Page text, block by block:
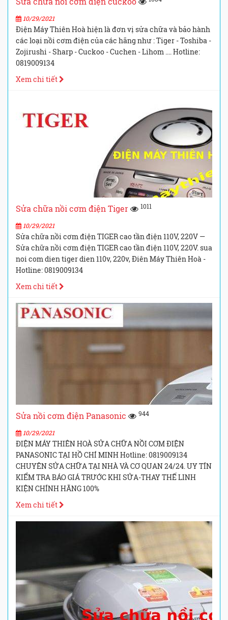
10/29/2021
Điện Máy Thiên Hoà hiện là đơn vị sửa chữa và bảo hành
các loại nồi cơm điện của các hãng như : Tiger - Toshiba -
Zojirushi - Sharp - Cuckoo - Cuchen - Lihom .... Hotline:
0819009134
Xem chi tiết
Sửa chữa nồi cơm điện Tiger 1011
10/29/2021
Sửa chữa nồi cơm điện TIGER cao tần điện 110V, 220V —
Sửa chữa nồi cơm điện TIGER cao tần điện 110V, 220V. sua
noi com dien tiger dien 110v, 220v, Điên Máy Thiên Hoà -
Hotline: 0819009134
Xem chi tiết
Sửa nồi cơm điện Panasonic 944
10/29/2021
ĐIỆN MÁY THIÊN HOÀ SỬA CHỮA NỒI CƠM ĐIỆN
PANASONIC TẠI HỒ CHÍ MINH Hotline: 0819009134
CHUYÊN SỬA CHỮA TẠI NHÀ VÀ CƠ QUAN 24/24. UY TÍN
KIỂM TRA BÁO GIÁ TRƯỚC KHI SỬA-THAY THẾ LINH
KIỆN CHÍNH HÃNG 100%
Xem chi tiết